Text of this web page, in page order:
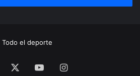
Todo el deporte
Facebook YouTubeInstagram